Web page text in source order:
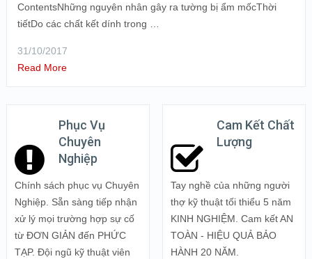
ContentsNhững nguyên nhân gây ra tường bị ẩm mốcThời
tiếtDo các chất kết dính trong …
31/10/2017
Read More
Phục Vụ
Chuyên
Nghiệp
Chính sách phục vụ Chuyên
Nghiệp. Sẵn sàng tiếp nhận
xử lý mọi trường hợp sự cố
từ ĐƠN GIẢN đến PHỨC
TẠP. Đội ngũ kỹ thuật viên
Cam Kết Chất
Lượng
Tay nghề của những người
thợ kỹ thuật tối thiểu 5 năm
KINH NGHIỆM. Cam kết AN
TOÀN - HIỆU QUẢ BẢO
HÀNH 20 NĂM.